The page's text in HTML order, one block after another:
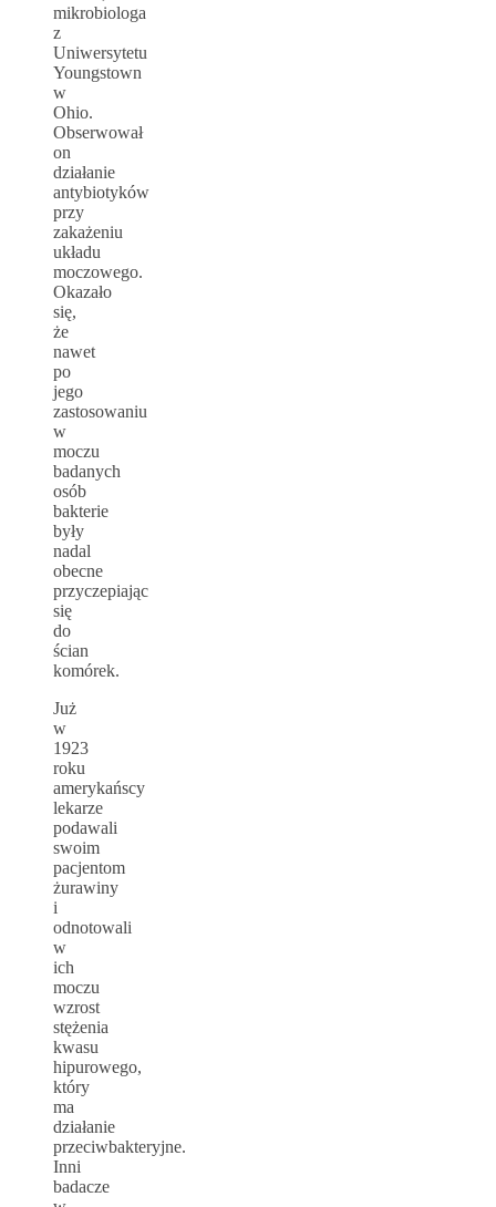
mikrobiologa
z
Uniwersytetu
Youngstown
w
Ohio.
Obserwował
on
działanie
antybiotyków
przy
zakażeniu
układu
moczowego.
Okazało
się,
że
nawet
po
jego
zastosowaniu
w
moczu
badanych
osób
bakterie
były
nadal
obecne
przyczepiając
się
do
ścian
komórek.
Już
w
1923
roku
amerykańscy
lekarze
podawali
swoim
pacjentom
żurawiny
i
odnotowali
w
ich
moczu
wzrost
stężenia
kwasu
hipurowego,
który
ma
działanie
przeciwbakteryjne.
Inni
badacze